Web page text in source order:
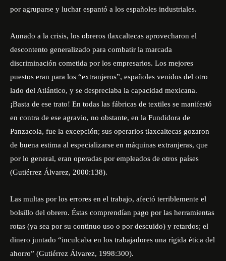
por agruparse y luchar espantó a los españoles industriales.
Aunado a la crisis, los obreros tlaxcaltecas aprovecharon el
descontento generalizado para combatir la marcada
discriminación cometida por los empresarios. Los mejores
puestos eran para los “extranjeros”, españoles venidos del otro
lado del Atlántico, y se despreciaba la capacidad mexicana.
¡Basta de ese trato! En todas las fábricas de textiles se manifestó
en contra de ese agravio, no obstante, en la Fundidora de
Panzacola, fue la excepción; sus operarios tlaxcaltecas gozaron
de buena estima al especializarse en máquinas extranjeras, que
por lo general, eran operadas por empleados de otros países
(Gutiérrez Álvarez, 2000:138).
Las multas por los errores en el trabajo, afectó terriblemente el
bolsillo del obrero. Éstas comprendían pago por las herramientas
rotas (ya sea por su continuo uso o por descuido) y retardos; el
dinero juntado “inculcaba en los trabajadores una rígida ética del
ahorro” (Gutiérrez Álvarez, 1998:300).